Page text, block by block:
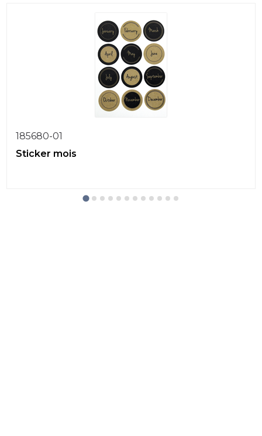
185680-01
Sticker mois